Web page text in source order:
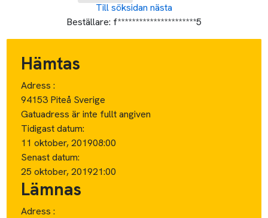
Till söksidan nästa
Beställare: f**********************5
Hämtas
Adress :
94153 Piteå Sverige
Gatuadress är inte fullt angiven
Tidigast datum:
11 oktober, 201908:00
Senast datum:
25 oktober, 201921:00
Lämnas
Adress :